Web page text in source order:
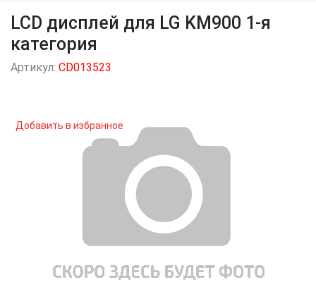
LCD дисплей для LG KM900 1-я
категория
Артикул: CD013523
Добавить в избранное